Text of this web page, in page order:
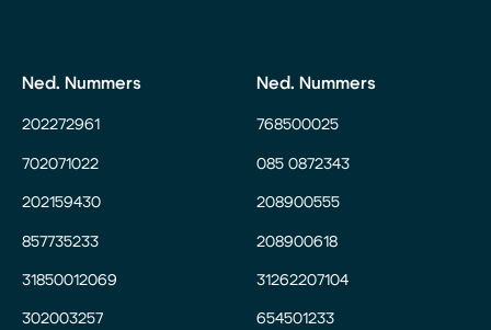
Ned. Nummers
202272961
702071022
202159430
857735233
31850012069
302003257
Ned. Nummers
768500025
085 0872343
208900555
208900618
31262207104
654501233